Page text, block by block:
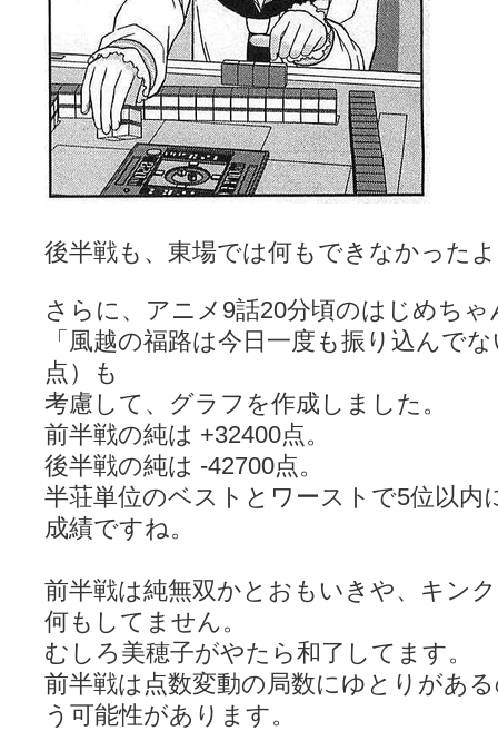
後半戦も、東場では何もできなかった
さらに、アニメ9話20分頃のはじめちゃ
「風越の福路は今日一度も振り込んで
点）も
考慮して、グラフを作成しました。
前半戦の純は +32400点。
後半戦の純は -42700点。
半荘単位のベストとワーストで5位以内
成績ですね。
前半戦は純無双かとおもいきや、キン
何もしてません。
むしろ美穂子がやたら和了してます。
前半戦は点数変動の局数にゆとりがあ
う可能性があります。